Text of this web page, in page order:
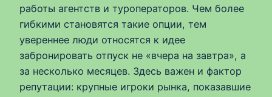
работы агентств и туроператоров. Чем более
гибкими становятся такие опции, тем
увереннее люди относятся к идее
забронировать отпуск не «вчера на завтра», а
за несколько месяцев. Здесь важен и фактор
репутации: крупные игроки рынка, показавшие